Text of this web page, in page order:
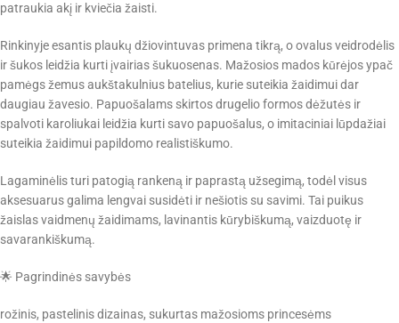
patraukia akį ir kviečia žaisti.
Rinkinyje esantis plaukų džiovintuvas primena tikrą, o ovalus veidrodėlis
ir šukos leidžia kurti įvairias šukuosenas. Mažosios mados kūrėjos ypač
pamėgs žemus aukštakulnius batelius, kurie suteikia žaidimui dar
daugiau žavesio. Papuošalams skirtos drugelio formos dėžutės ir
spalvoti karoliukai leidžia kurti savo papuošalus, o imitaciniai lūpdažiai
suteikia žaidimui papildomo realistiškumo.
Lagaminėlis turi patogią rankeną ir paprastą užsegimą, todėl visus
aksesuarus galima lengvai susidėti ir nešiotis su savimi. Tai puikus
žaislas vaidmenų žaidimams, lavinantis kūrybiškumą, vaizduotę ir
savarankiškumą.
🌟 Pagrindinės savybės
rožinis, pastelinis dizainas, sukurtas mažosioms princesėms